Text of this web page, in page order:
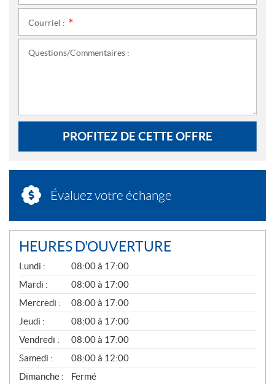
Courriel :
Questions/Commentaires :
PROFITEZ DE CETTE OFFRE
Évaluez votre échange
HEURES D'OUVERTURE
G
É
N
É
R
A
L
Lundi :
08:00 à 17:00
Mardi :
08:00 à 17:00
Mercredi :
08:00 à 17:00
Jeudi :
08:00 à 17:00
Vendredi :
08:00 à 17:00
Samedi :
08:00 à 12:00
Dimanche :
Fermé